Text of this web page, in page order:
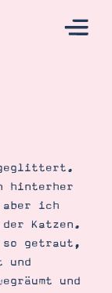
geglittert.
hinterher
ich
Katzen.
so getraut,
und
und